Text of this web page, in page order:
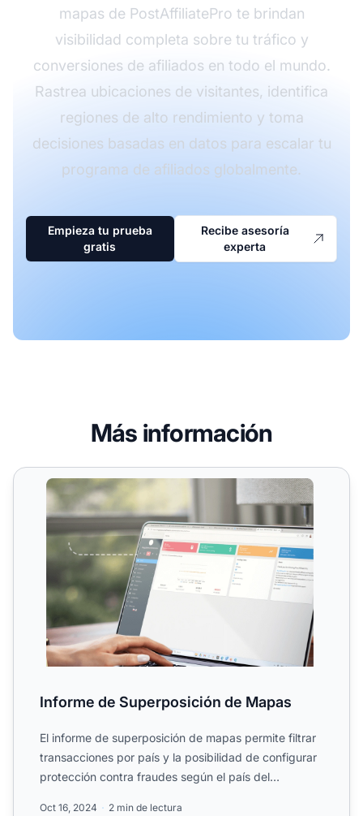
mapas de PostAffiliatePro te brindan
visibilidad completa sobre tu tráfico y
conversiones de afiliados en todo el mundo.
Rastrea ubicaciones de visitantes, identifica
regiones de alto rendimiento y toma
decisiones basadas en datos para escalar tu
programa de afiliados globalmente.
Empieza tu prueba
gratis
Recibe asesoría
experta
Más información
Informe de Superposición de Mapas
Informe de Superposición de Mapas
El informe de superposición de mapas permite filtrar
transacciones por país y la posibilidad de configurar
protección contra fraudes según el país del
Oct 16, 2024 2 min de lectura